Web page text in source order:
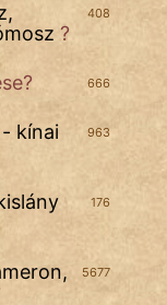
408
?
666
963
kínai
176
5677